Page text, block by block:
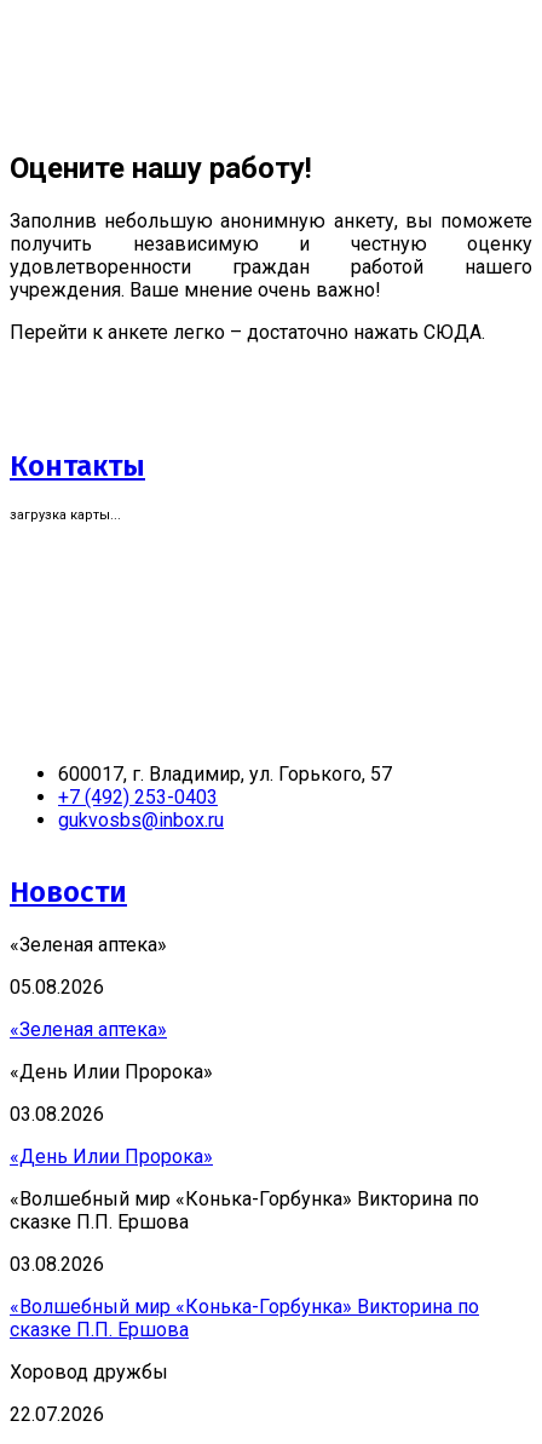
Оцените нашу работу!
Заполнив небольшую анонимную анкету, вы поможете
получить независимую и честную оценку
удовлетворенности граждан работой нашего
учреждения. Ваше мнение очень важно!
Перейти к анкете легко – достаточно нажать СЮДА.
Контакты
загрузка карты...
600017, г. Владимир, ул. Горького, 57
+7 (492) 253-0403
gukvosbs@inbox.ru
Новости
«Зеленая аптека»
05.08.2026
«Зеленая аптека»
«День Илии Пророка»
03.08.2026
«День Илии Пророка»
«Волшебный мир «Конька-Горбунка» Викторина по
сказке П.П. Ершова
03.08.2026
«Волшебный мир «Конька-Горбунка» Викторина по
сказке П.П. Ершова
Хоровод дружбы
22.07.2026